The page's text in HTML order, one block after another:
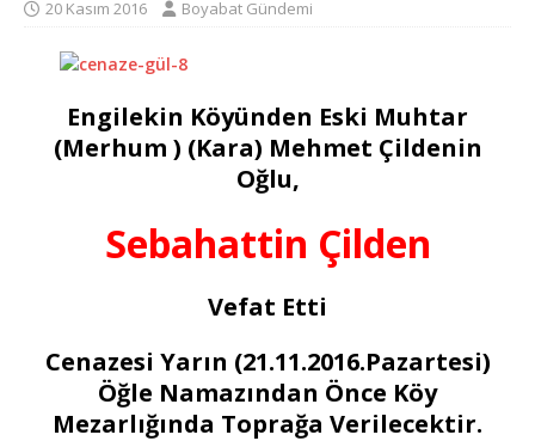
20 Kasım 2016 Boyabat Gündemi
Engilekin Köyünden Eski Muhtar
(Merhum ) (Kara) Mehmet Çildenin
Oğlu,
Sebahattin Çilden
Vefat Etti
Cenazesi Yarın (21.11.2016.Pazartesi)
Öğle Namazından Önce Köy
Mezarlığında Toprağa Verilecektir.